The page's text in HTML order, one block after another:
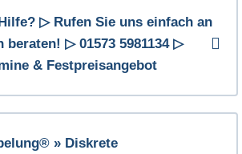
▷ Rufen Sie uns einfach an
beraten! ▷ 01573 5981134 ▷
& Festpreisangebot
» Diskrete